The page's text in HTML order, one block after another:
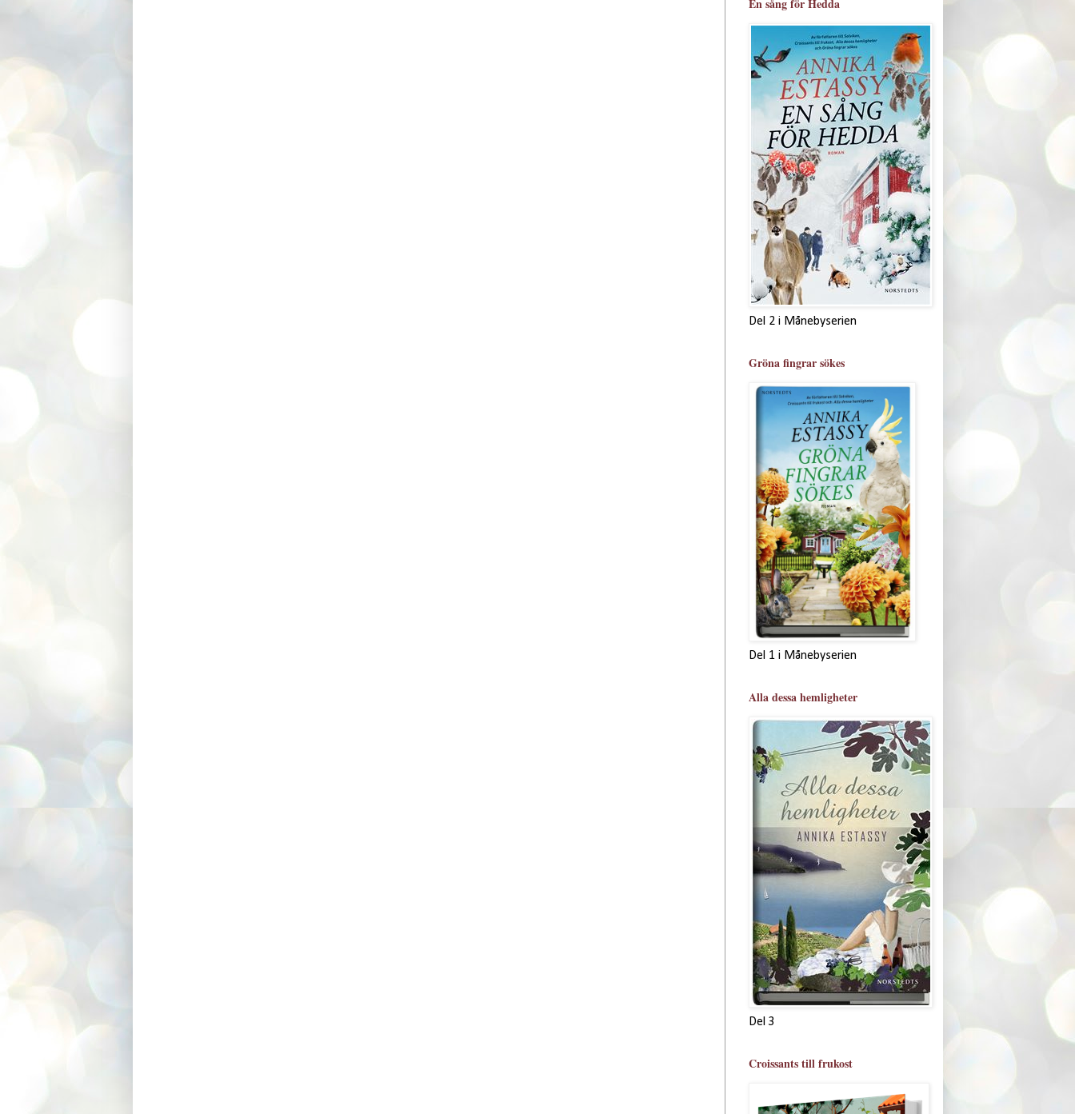
En sång för Hedda
Del 2 i Månebyserien
Gröna fingrar sökes
Del 1 i Månebyserien
Alla dessa hemligheter
Del 3
Croissants till frukost